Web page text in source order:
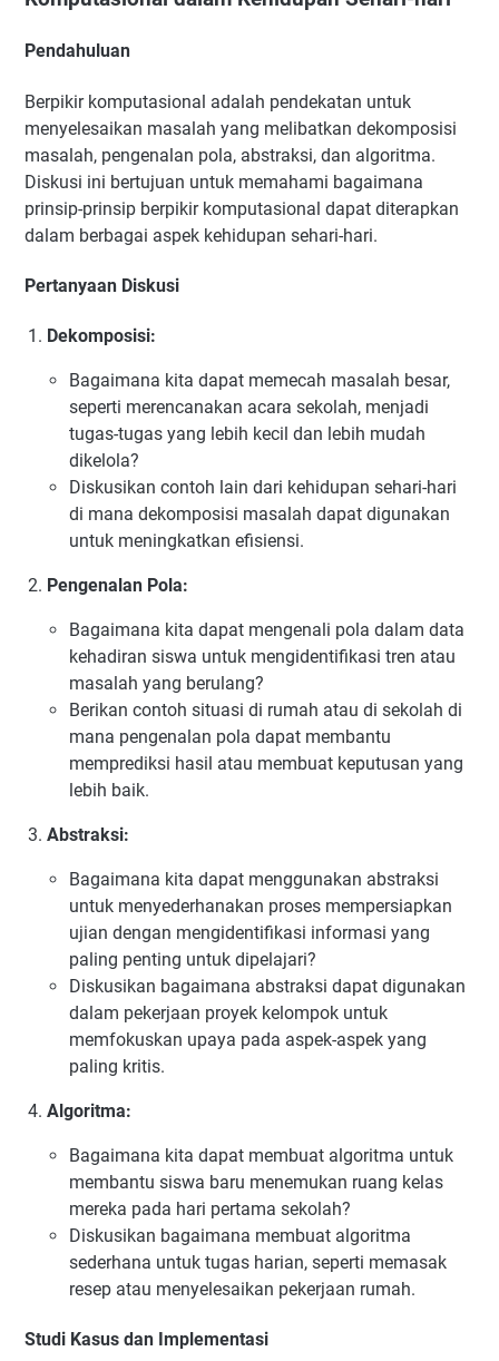
Pendahuluan
Berpikir komputasional adalah pendekatan untuk
menyelesaikan masalah yang melibatkan dekomposisi
masalah, pengenalan pola, abstraksi, dan algoritma.
Diskusi ini bertujuan untuk memahami bagaimana
prinsip-prinsip berpikir komputasional dapat diterapkan
dalam berbagai aspek kehidupan sehari-hari.
Pertanyaan Diskusi
Dekomposisi:
Bagaimana kita dapat memecah masalah besar,
seperti merencanakan acara sekolah, menjadi
tugas-tugas yang lebih kecil dan lebih mudah
dikelola?
Diskusikan contoh lain dari kehidupan sehari-hari
di mana dekomposisi masalah dapat digunakan
untuk meningkatkan efisiensi.
Pengenalan Pola:
Bagaimana kita dapat mengenali pola dalam data
kehadiran siswa untuk mengidentifikasi tren atau
masalah yang berulang?
Berikan contoh situasi di rumah atau di sekolah di
mana pengenalan pola dapat membantu
memprediksi hasil atau membuat keputusan yang
lebih baik.
Abstraksi:
Bagaimana kita dapat menggunakan abstraksi
untuk menyederhanakan proses mempersiapkan
ujian dengan mengidentifikasi informasi yang
paling penting untuk dipelajari?
Diskusikan bagaimana abstraksi dapat digunakan
dalam pekerjaan proyek kelompok untuk
memfokuskan upaya pada aspek-aspek yang
paling kritis.
Algoritma:
Bagaimana kita dapat membuat algoritma untuk
membantu siswa baru menemukan ruang kelas
mereka pada hari pertama sekolah?
Diskusikan bagaimana membuat algoritma
sederhana untuk tugas harian, seperti memasak
resep atau menyelesaikan pekerjaan rumah.
Studi Kasus dan Implementasi